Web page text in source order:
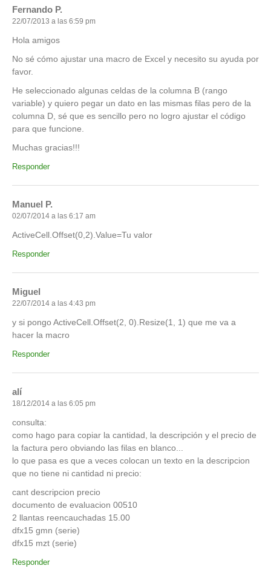
Fernando P.
22/07/2013 a las 6:59 pm
Hola amigos
No sé cómo ajustar una macro de Excel y necesito su ayuda por
favor.
He seleccionado algunas celdas de la columna B (rango
variable) y quiero pegar un dato en las mismas filas pero de la
columna D, sé que es sencillo pero no logro ajustar el código
para que funcione.
Muchas gracias!!!
Responder
Manuel P.
02/07/2014 a las 6:17 am
ActiveCell.Offset(0,2).Value=Tu valor
Responder
Miguel
22/07/2014 a las 4:43 pm
y si pongo ActiveCell.Offset(2, 0).Resize(1, 1) que me va a
hacer la macro
Responder
alí
18/12/2014 a las 6:05 pm
consulta:
como hago para copiar la cantidad, la descripción y el precio de
la factura pero obviando las filas en blanco...
lo que pasa es que a veces colocan un texto en la descripcion
que no tiene ni cantidad ni precio:
cant descripcion precio
documento de evaluacion 00510
2 llantas reencauchadas 15.00
dfx15 gmn (serie)
dfx15 mzt (serie)
Responder